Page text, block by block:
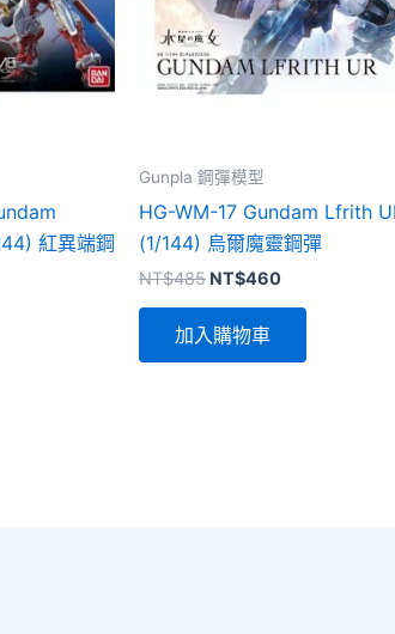
紅異端鋼
Gunpla 鋼彈模型
HG-WM-17 Gundam Lfrith
(1/144) 烏爾魔靈鋼彈
NT$485 原
格：
NT$485。
NT$460目
NT$460。
加入購物車